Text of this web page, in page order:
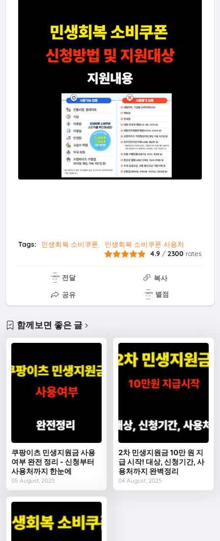
Tags: 민생회복 소비쿠폰
민생회복 소비쿠폰 사용처
4.9 /2300 rates
전달
복사
공유
별점
함께보면 좋은 글
쿠팡이츠 민생지원금 사용
여부 완전 정리 - 신청부터
사용처까지 한눈에
05 August, 2025
2차 민생지원금 10만 원 지
급 시작! 대상, 신청기간, 사
용처까지 완벽정리
04 August, 2025